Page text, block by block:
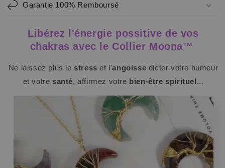
Garantie 100% Remboursé
Libérez l'énergie possitive de vos
chakras avec le Collier Moona™
Ne laissez plus le stress et l'angoisse dicter votre humeur
et votre santé, affirmez votre bien-être spirituel...